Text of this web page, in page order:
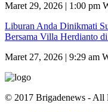
Maret 29, 2026 | 1:00 pm
Liburan Anda Dinikmati
Bersama Villa Herdianto
Maret 27, 2026 | 9:29 am
© 2017 Brigadenews - All